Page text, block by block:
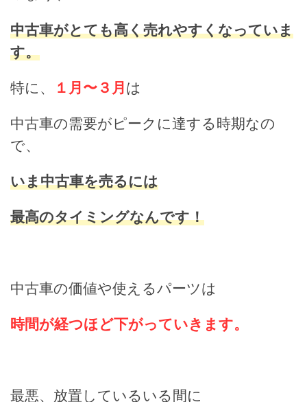
中古車がとても高く売れやすくなっていま
す。
特に、 １月〜３月 は
中古車の需要がピークに達する時期なの
で、
いま中古車を売るには
最高のタイミングなんです！
中古車の価値や使えるパーツは
時間が経つほど下がっていきます。
最悪、放置しているいる間に